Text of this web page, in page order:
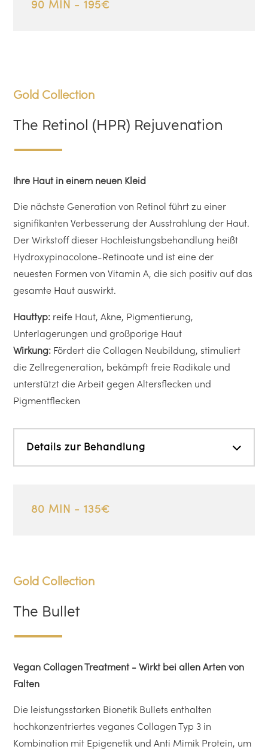
90 MIN - 195€
Gold Collection
The Retinol (HPR) Rejuvenation
Ihre Haut in einem neuen Kleid
Die nächste Generation von Retinol führt zu einer
signifikanten Verbesserung der Ausstrahlung der Haut.
Der Wirkstoff dieser Hochleistungsbehandlung heißt
Hydroxypinacolone-Retinoate und ist eine der
neuesten Formen von Vitamin A, die sich positiv auf das
gesamte Haut auswirkt.
Hauttyp: reife Haut, Akne, Pigmentierung,
Unterlagerungen und großporige Haut
Wirkung: Fördert die Collagen Neubildung, stimuliert
die Zellregeneration, bekämpft freie Radikale und
unterstützt die Arbeit gegen Altersflecken und
Pigmentflecken
Details zur Behandlung
80 MIN - 135€
Gold Collection
The Bullet
Vegan Collagen Treatment - Wirkt bei allen Arten von
Falten
Die leistungsstarken Bionetik Bullets enthalten
hochkonzentriertes veganes Collagen Typ 3 in
Kombination mit Epigenetik und Anti Mimik Protein, um